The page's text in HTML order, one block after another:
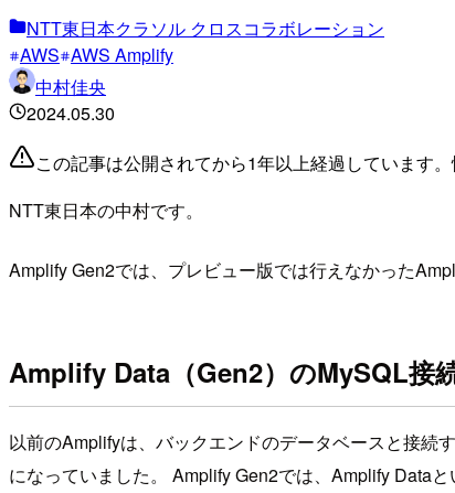
NTT東日本クラソル クロスコラボレーション
AWS AWS Amplify
中村佳央
2024.05.30
この記事は公開されてから1年以上経過しています
NTT東日本の中村です。
Amplify Gen2では、プレビュー版では行えなかった
Amplify Data（Gen2）のMySQL接
以前のAmplifyは、バックエンドのデータベースと接続
になっていました。 Amplify Gen2では、Amplify Data